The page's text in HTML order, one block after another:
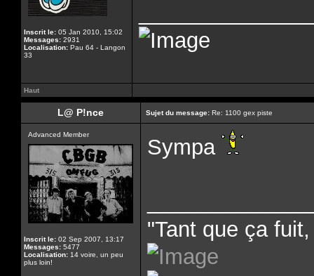
Inscrit le: 05 Jan 2010, 15:02
Messages: 2931
Localisation: Pau 64 - Langon
33
Haut
L@ P!nce Sujet du message: Re: 1100 gex piste
Advanced Member
Inscrit le: 02 Sep 2007, 13:17
Messages: 5477
Localisation: 14 voire, un peu
plus loin!
Sympa
"Tant que ça